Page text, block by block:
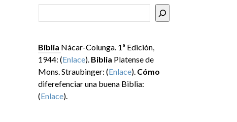
Biblia Nácar-Colunga. 1ª Edición,
1944: (Enlace). Biblia Platense de
Mons. Straubinger: (Enlace). Cómo
diferefenciar una buena Biblia:
(Enlace).